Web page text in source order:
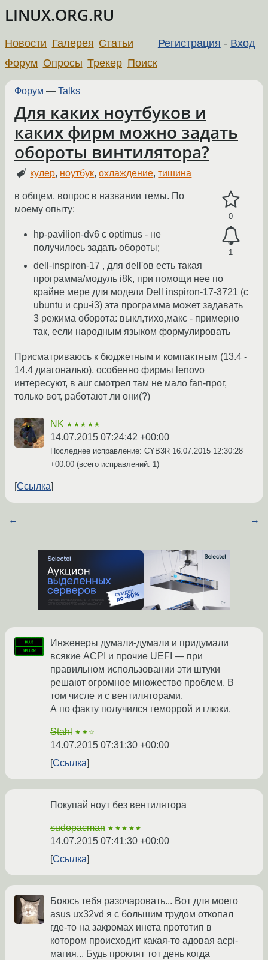
LINUX.ORG.RU
Регистрация - Вход
Новости Галерея Статьи
Форум Опросы Трекер Поиск
Форум — Talks
Для каких ноутбуков и
каких фирм можно задать
обороты винтилятора?
кулер, ноутбук,охлаждение,тишина
0
1
в общем, вопрос в названии темы. По
моему опыту:
hp-pavilion-dv6 с optimus - не
получилось задать обороты;
dell-inspiron-17 , для dell'ов есть такая
программа/модуль i8k, при помощи нее по
крайне мере для модели Dell inspiron-17-3721 (с
ubuntu и cpu-i3) эта программа может задавать
3 режима оборота: выкл,тихо,макс - примерно
так, если народным языком формулировать
Присматриваюсь к бюджетным и компактным (13.4 -
14.4 диагональю), особенно фирмы lenovo
интересуют, в aur смотрел там не мало fan-прог,
только вот, работают ли они(?)
NK ★★★★★
14.07.2015 07:24:42 +00:00
Последнее исправление: CYB3R 16.07.2015 12:30:28
+00:00 (всего исправлений: 1)
Ссылка
← →
Инженеры думали-думали и придумали
всякие ACPI и прочие UEFI — при
правильном использовании эти штуки
решают огромное множество проблем. В
том числе и с вентиляторами.
А по факту получился геморрой и глюки.
Stahl ★★☆
14.07.2015 07:31:30 +00:00
Ссылка
Покупай ноут без вентилятора
sudopacman ★★★★★
14.07.2015 07:41:30 +00:00
Ссылка
Боюсь тебя разочаровать... Вот для моего
asus ux32vd я с большим трудом откопал
где-то на закромах инета прототип в
котором происходит какая-то адовая acpi-
магия... Будь проклят тот день когда